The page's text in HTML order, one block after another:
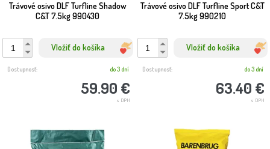
Trávové osivo DLF Turfline Shadow
C&T 7.5kg 990430
Vložiť do košíka
59.90 €
s DPH
Dostupnosť: do 3 dní
Trávové osivo DLF Turfline Sport C&T
7.5kg 990210
Vložiť do košíka
63.40 €
s DPH
Dostupnosť: do 3 dní